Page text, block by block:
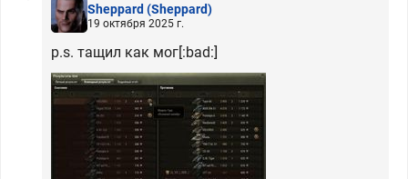
Sheppard (Sheppard)
19 октября 2025 г.
p.s. тащил как мог[:bad:]